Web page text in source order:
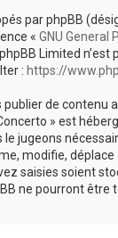
par phpBB
« GNU General
Limited
: https://
publier de contenu
» est
le jugeons
modifie,
saisies soient
ne pourront